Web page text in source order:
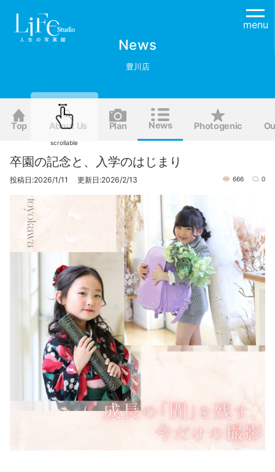
menu
News
豊川店
Top About Us Plan News Photogenic
scrollable
卒園の記念と、入学のはじまり
投稿日:2026/1/11 更新日:2026/2/13 666 0